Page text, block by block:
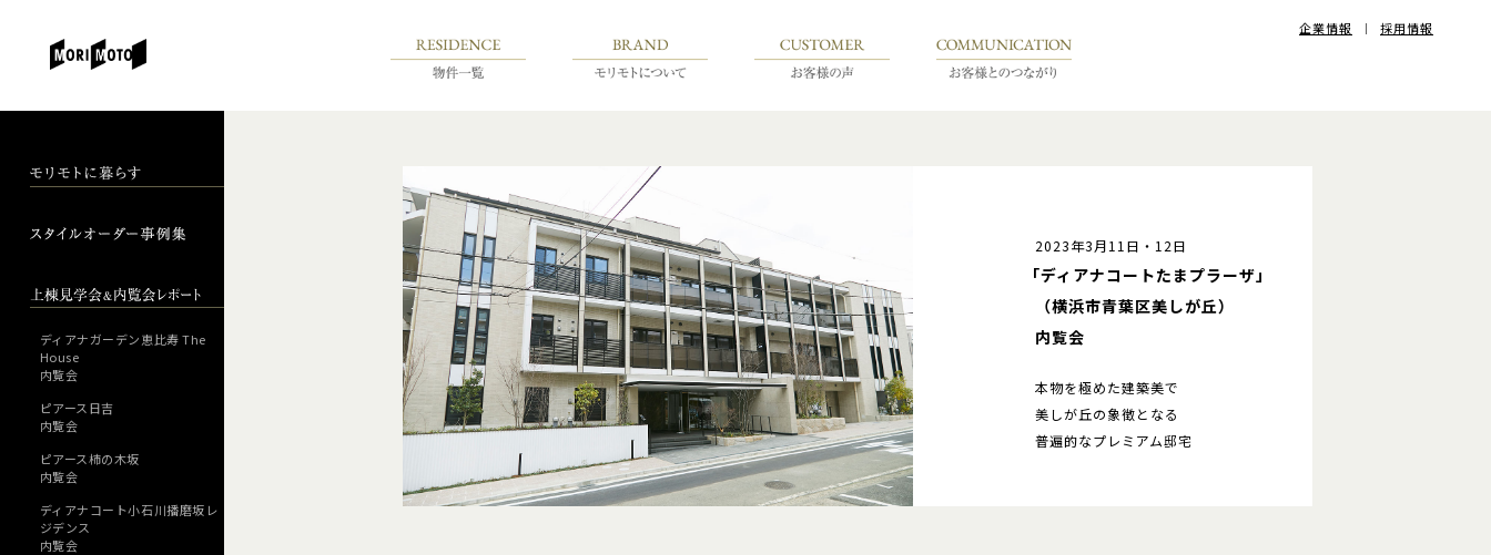
企業情報 採用情報
2023年3月11日・12日
「ディアナコートたまプラーザ」
（横浜市青葉区美しが丘）
内覧会
本物を極めた建築美で
美しが丘の象徴となる
普遍的なプレミアム邸宅
ディアナガーデン恵比寿 The
House
内覧会
ピアース日吉
内覧会
ピアース柿の木坂
内覧会
ディアナコート小石川播磨坂レ
ジデンス
内覧会